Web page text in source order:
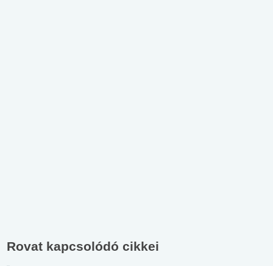
Rovat kapcsolódó cikkei